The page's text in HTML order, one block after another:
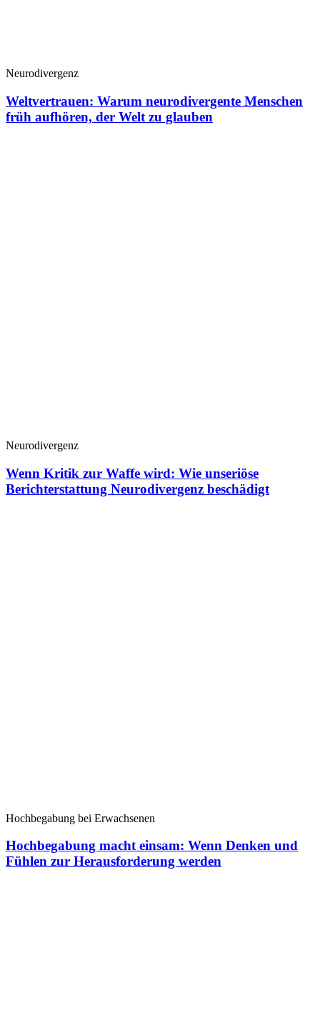
Neurodivergenz
Weltvertrauen: Warum neurodivergente Menschen
früh aufhören, der Welt zu glauben
Neurodivergenz
Wenn Kritik zur Waffe wird: Wie unseriöse
Berichterstattung Neurodivergenz beschädigt
Hochbegabung bei Erwachsenen
Hochbegabung macht einsam: Wenn Denken und
Fühlen zur Herausforderung werden